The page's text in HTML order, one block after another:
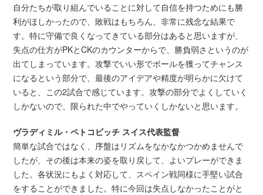
自分たちが取り組んでいることに対して自信を持つためにも勝
利がほしかったので、敗戦はもちろん、非常に残念な結果で
す。特に守備で良くなってきている部分はあると思いますが、
失点の仕方がPKとCKのカウンターからで、勝負弱さというのが
出てしまっています。攻撃でいい形でボールを獲ってチャンス
になるという部分で、最後のアイデアや精度が明らかに欠けて
いると、この2試合で感じています。攻撃の部分でよくしていく
しかないので、限られた中でやっていくしかないと思います。
ヴラディミル・ペトコビッチ スイス代表監督
簡単な試合ではなく、序盤はリズムをなかなかつかめませんで
したが、その後は本来の姿を取り戻して、よいプレーができま
した。各状況にもよく対応して、スペイン戦同様に手堅い試合
をすることができました。特に今回は失点しなかったことがと